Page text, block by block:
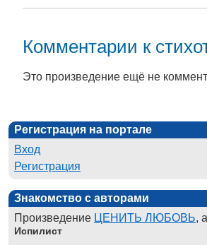
Комментарии к
Это произведение ещё не
Регистрация на портале
Вход
Регистрация
Знакомство с авторами
Произведение ЦЕНИТЬ ЛЮБОВЬ,
Испилист